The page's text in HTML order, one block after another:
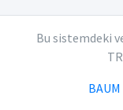
Bu sistemdeki